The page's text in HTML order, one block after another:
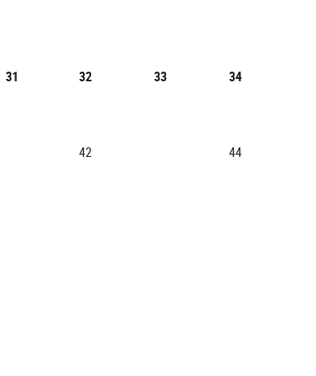
31 32 33 34
42 44